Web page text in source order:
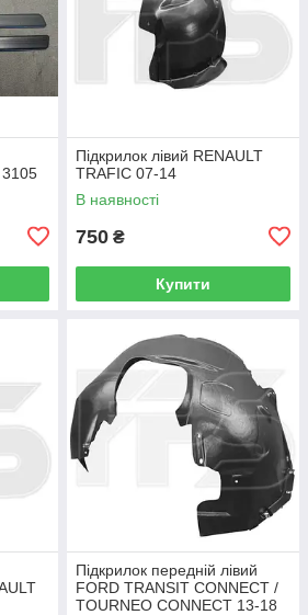
Підкрилок лівий RENAULT
TRAFIC 07-14
В наявності
750 ₴
Купити
Підкрилок передній лівий
FORD TRANSIT CONNECT /
TOURNEO CONNECT 13-18